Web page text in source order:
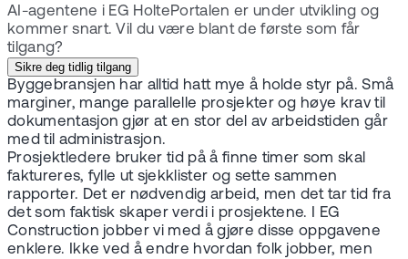
AI-agentene i EG HoltePortalen er under utvikling og
kommer snart. Vil du være blant de første som får
tilgang?
Sikre deg tidlig tilgang
Byggebransjen har alltid hatt mye å holde styr på. Små
marginer, mange parallelle prosjekter og høye krav til
dokumentasjon gjør at en stor del av arbeidstiden går
med til administrasjon.
Prosjektledere bruker tid på å finne timer som skal
faktureres, fylle ut sjekklister og sette sammen
rapporter. Det er nødvendig arbeid, men det tar tid fra
det som faktisk skaper verdi i prosjektene. I EG
Construction jobber vi med å gjøre disse oppgavene
enklere. Ikke ved å endre hvordan folk jobber, men